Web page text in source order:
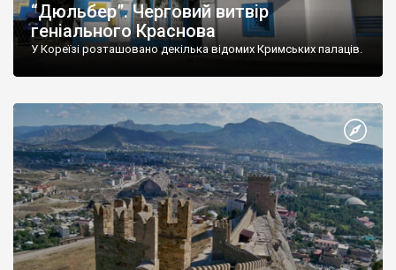
“Дюльбер”. Черговий витвір
геніального Краснова
У Кореїзі розташовано декілька відомих Кримських палаців.